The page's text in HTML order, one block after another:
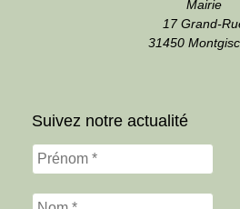
Mairie
17 Grand-
31450
Suivez notre actualité